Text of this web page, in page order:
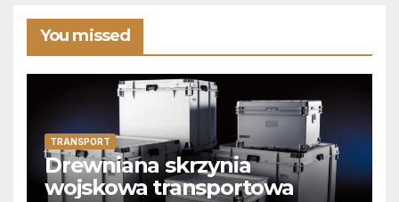
You missed
TRANSPORT
Drewniana skrzynia
wojskowa transportowa